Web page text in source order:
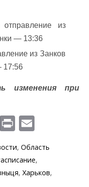
отправление из
— 13:36
из Занков
17:56
изменения при
S Pr
in
t ai
l
, Область
,
, Харьков,